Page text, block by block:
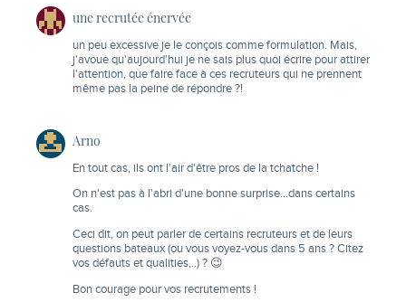
une recrutée énervée
un peu excessive je le conçois comme formulation. Mais,
j'avoue qu'aujourd'hui je ne sais plus quoi écrire pour attirer
l'attention, que faire face à ces recruteurs qui ne prennent
même pas la peine de répondre ?!
Arno
En tout cas, ils ont l'air d'être pros de la tchatche !
On n'est pas à l'abri d'une bonne surprise…dans certains
cas.
Ceci dit, on peut parler de certains recruteurs et de leurs
questions bateaux (ou vous voyez-vous dans 5 ans ? Citez
vos défauts et qualities,..) ? 😉
Bon courage pour vos recrutements !